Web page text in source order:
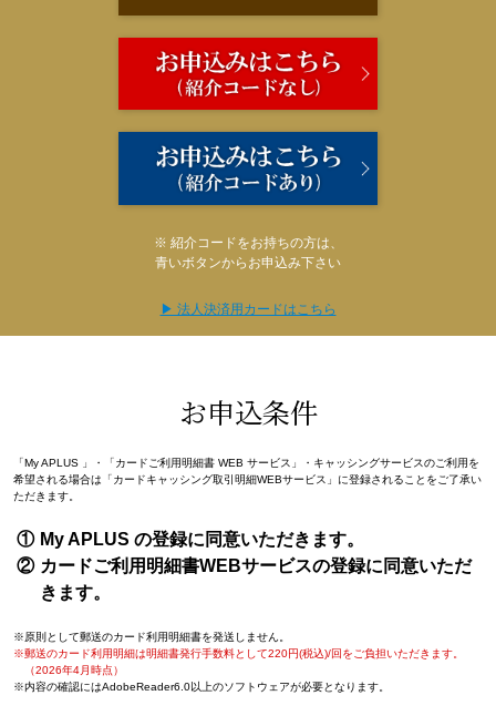
※ 紹介コードをお持ちの方は、
青いボタンからお申込み下さい
▶ 法人決済用カードはこちら
お申込条件
「My APLUS 」・「カードご利用明細書 WEB サービス」・キャッシングサービスのご利用を
希望される場合は「カードキャッシング取引明細WEBサービス」に登録されることをご了承い
ただきます。
My APLUS の登録に同意いただきます。
カードご利用明細書WEBサービスの登録に同意いただ
きます。
原則として郵送のカード利用明細書を発送しません。
郵送のカード利用明細は明細書発行手数料として220円(税込)/回をご負担いただきます。
（2026年4月時点）
内容の確認にはAdobeReader6.0以上のソフトウェアが必要となります。